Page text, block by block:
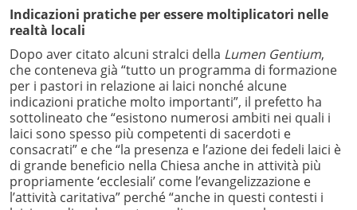
Indicazioni pratiche per essere moltiplicatori nelle
realtà locali
Dopo aver citato alcuni stralci della Lumen Gentium,
che conteneva già “tutto un programma di formazione
per i pastori in relazione ai laici nonché alcune
indicazioni pratiche molto importanti”, il prefetto ha
sottolineato che “esistono numerosi ambiti nei quali i
laici sono spesso più competenti di sacerdoti e
consacrati” e che “la presenza e l’azione dei fedeli laici è
di grande beneficio nella Chiesa anche in attività più
propriamente ‘ecclesiali’ come l’evangelizzazione e
l’attività caritativa” perché “anche in questi contesti i